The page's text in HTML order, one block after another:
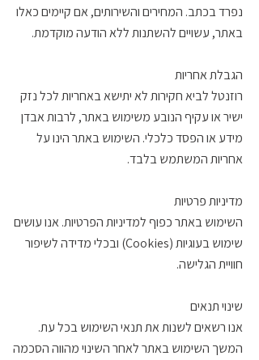
נפרד בכתב. המחירים והשירותים, אם קיימים כאלו
באתר, עשויים להשתנות ללא הודעה מוקדמת.
הגבלת אחריות
רוזנטל לביא חקירות לא יתישא באחריות לכל נזק
ישיר או עקיף הנובע משימוש באתר, לרבות אבדן
מידע או הפסד כלכלי. השימוש באתר הינו על
אחריות המשתמש בלבד.
מדיניות פרטיות
השימוש באתר כפוף למדיניות הפרטיות. אנו עושים
שימוש בעוגיות (Cookies) ובכלי מדידה לשיפור
חוויית הגלישה.
שינוי תנאים
אנו רשאים לשנות את תנאי השימוש בכל עת.
המשך השימוש באתר לאחר השינוי מהווה הסכמה